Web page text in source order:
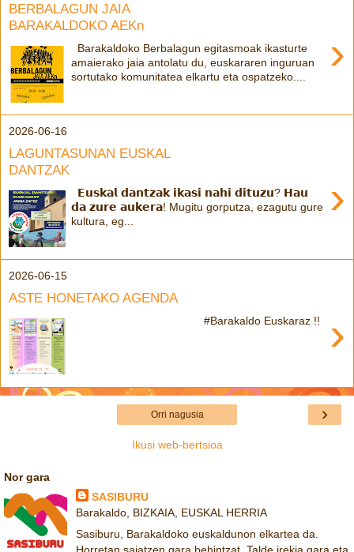
BERBALAGUN JAIA
BARAKALDOKO AEKn
›
Barakaldoko Berbalagun egitasmoak ikasturte
amaierako jaia antolatu du, euskararen inguruan
sortutako komunitatea elkartu eta ospatzeko....
2026-06-16
LAGUNTASUNAN EUSKAL
DANTZAK
›
𝗘𝘂𝘀𝗸𝗮𝗹 𝗱𝗮𝗻𝘁𝘇𝗮𝗸 𝗶𝗸𝗮𝘀𝗶 𝗻𝗮𝗵𝗶 𝗱𝗶𝘁𝘂𝘇𝘂? 𝗛𝗮𝘂
𝗱𝗮 𝘇𝘂𝗿𝗲 𝗮𝘂𝗸𝗲𝗿𝗮! Mugitu gorputza, ezagutu gure
kultura, eg...
2026-06-15
ASTE HONETAKO AGENDA
›
#Barakaldo Euskaraz !!
›
Orri nagusia
Ikusi web-bertsioa
Nor gara
SASIBURU
Barakaldo, BIZKAIA, EUSKAL HERRIA
Sasiburu, Barakaldoko euskaldunon elkartea da.